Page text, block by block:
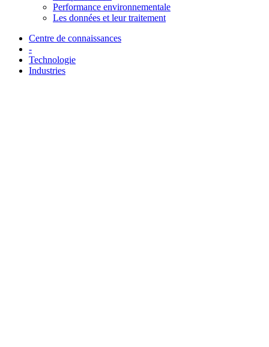
Performance environnementale
Les données et leur traitement
Centre de connaissances
-
Technologie
Industries